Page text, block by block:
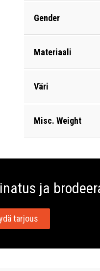
Gender
Materiaali
Väri
Misc. Weight
ja
tarjous